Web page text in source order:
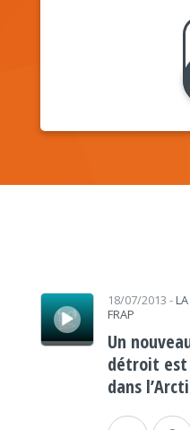
Lecteur audio 18/07/2013 - LA
FRAP
Un
détroit
dans